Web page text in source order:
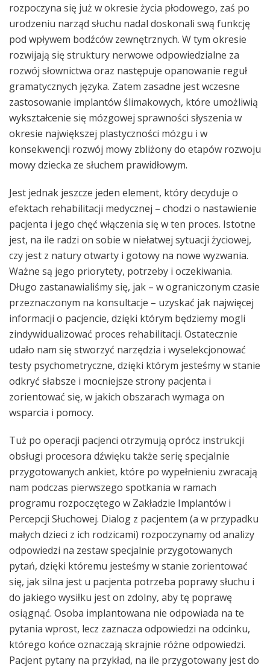
rozpoczyna się już w okresie życia płodowego, zaś po
urodzeniu narząd słuchu nadal doskonali swą funkcję
pod wpływem bodźców zewnętrznych. W tym okresie
rozwijają się struktury nerwowe odpowiedzialne za
rozwój słownictwa oraz następuje opanowanie reguł
gramatycznych języka. Zatem zasadne jest wczesne
zastosowanie implantów ślimakowych, które umożliwią
wykształcenie się mózgowej sprawności słyszenia w
okresie największej plastyczności mózgu i w
konsekwencji rozwój mowy zbliżony do etapów rozwoju
mowy dziecka ze słuchem prawidłowym.
Jest jednak jeszcze jeden element, który decyduje o
efektach rehabilitacji medycznej – chodzi o nastawienie
pacjenta i jego chęć włączenia się w ten proces. Istotne
jest, na ile radzi on sobie w niełatwej sytuacji życiowej,
czy jest z natury otwarty i gotowy na nowe wyzwania.
Ważne są jego priorytety, potrzeby i oczekiwania.
Długo zastanawialiśmy się, jak – w ograniczonym czasie
przeznaczonym na konsultacje – uzyskać jak najwięcej
informacji o pacjencie, dzięki którym będziemy mogli
zindywidualizować proces rehabilitacji. Ostatecznie
udało nam się stworzyć narzędzia i wyselekcjonować
testy psychometryczne, dzięki którym jesteśmy w stanie
odkryć słabsze i mocniejsze strony pacjenta i
zorientować się, w jakich obszarach wymaga on
wsparcia i pomocy.
Tuż po operacji pacjenci otrzymują oprócz instrukcji
obsługi procesora dźwięku także serię specjalnie
przygotowanych ankiet, które po wypełnieniu zwracają
nam podczas pierwszego spotkania w ramach
programu rozpoczętego w Zakładzie Implantów i
Percepcji Słuchowej. Dialog z pacjentem (a w przypadku
małych dzieci z ich rodzicami) rozpoczynamy od analizy
odpowiedzi na zestaw specjalnie przygotowanych
pytań, dzięki któremu jesteśmy w stanie zorientować
się, jak silna jest u pacjenta potrzeba poprawy słuchu i
do jakiego wysiłku jest on zdolny, aby tę poprawę
osiągnąć. Osoba implantowana nie odpowiada na te
pytania wprost, lecz zaznacza odpowiedzi na odcinku,
którego końce oznaczają skrajnie różne odpowiedzi.
Pacjent pytany na przykład, na ile przygotowany jest do